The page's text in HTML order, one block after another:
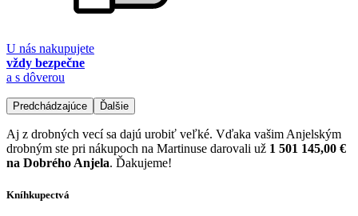
U nás nakupujete
vždy bezpečne
a s dôverou
Predchádzajúce Ďalšie
Aj z drobných vecí sa dajú urobiť veľké. Vďaka vašim Anjelským
drobným ste pri nákupoch na Martinuse darovali už 1 501 145,00 €
na Dobrého Anjela. Ďakujeme!
Kníhkupectvá